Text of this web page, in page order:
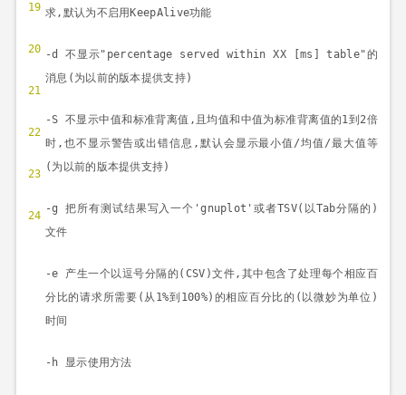
19
20
21
22
23
24
求, 默认为不启用 KeepAlive功能
-d不显示"percentage served within XX [ms] table"的
消息 ( 为以前的版本提供支持)
-S不显示中值和标准背离值 , 且均值和中值为标准背离值的1到 2倍
时 , 也不显示警告或出错信息 , 默认会显示最小值 /均值 /最大值等
( 为以前的版本提供支持)
-g把所有测试结果写入一个 'gnuplot' 或者TSV( 以Tab分隔的 )
文件
-e 产生一个以逗号分隔的 (CSV)文件, 其中包含了处理每个相应百
分比的请求所需要 ( 从 1%到 100%) 的相应百分比的 ( 以微妙为单位 )
时间
-h 显示使用方法